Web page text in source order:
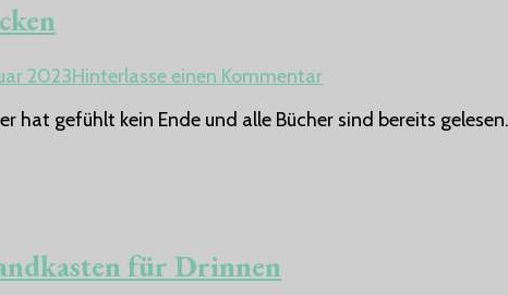
2023Hinterlasse einen Kommentarzu
–
hat gefühlt kein Ende und alle Bücher sind bereits
für Drinnen